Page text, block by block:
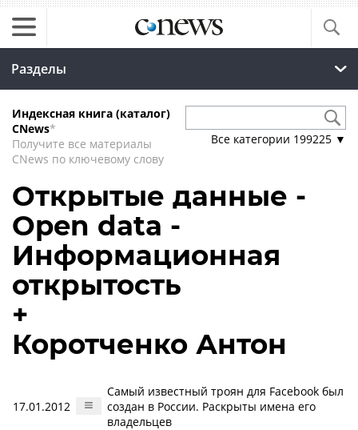
Разделы
Индексная книга (каталог)
CNews*
Получите все материалы
CNews по ключевому слову
Все категории 199225 ▼
Открытые данные -
Open data -
Информационная
открытость
+
Коротченко Антон
17.01.2012
Самый известный троян для Facebook был
создан в России. Раскрыты имена его
владельцев